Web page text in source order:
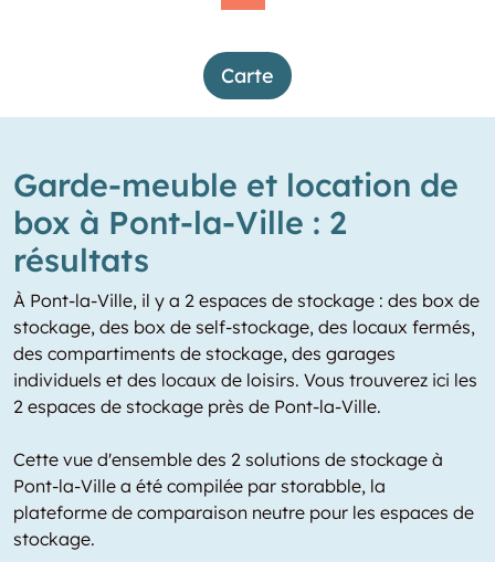
Carte
Garde-meuble et location de
box à Pont-la-Ville : 2
résultats
À Pont-la-Ville, il y a 2 espaces de stockage : des box de
stockage, des box de self-stockage, des locaux fermés,
des compartiments de stockage, des garages
individuels et des locaux de loisirs. Vous trouverez ici les
2 espaces de stockage près de Pont-la-Ville.
Cette vue d'ensemble des 2 solutions de stockage à
Pont-la-Ville a été compilée par storabble, la
plateforme de comparaison neutre pour les espaces de
stockage.